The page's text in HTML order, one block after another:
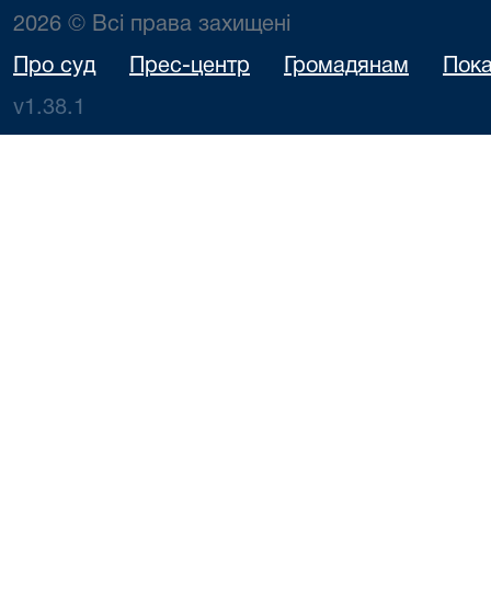
2026 © Всі права захищені
Про суд Прес-центр Громадянам
v1.38.1